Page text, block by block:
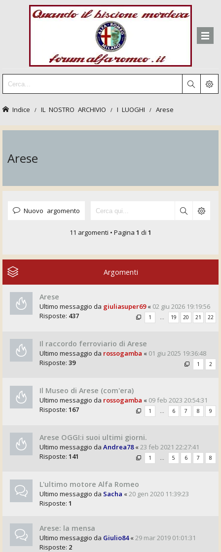
Indice IL NOSTRO ARCHIVIO I LUOGHI Arese
Arese
Nuovo argomento
11 argomenti • Pagina 1 di 1
Argomenti
Arese
Ultimo messaggio da giuliasuper69« 02 giu 2026 19:19:56
Risposte: 437 1 … 19 20 21 22
Il raccordo ferroviario di Arese
Ultimo messaggio da rossogamba « 01 giu 2025 19:36:48
Risposte: 39 1 2
Il Museo di Arese (com'era)
Ultimo messaggio da rossogamba « 09 feb 2023 20:54:31
Risposte: 167 1 … 6 7 8 9
Arese OGGI:i suoi ultimi giorni.
Ultimo messaggio da Andrea78«23 feb 2021 22:27:41
Risposte: 141 1 … 5 6 7 8
L'ultimo motore Alfa Romeo
Ultimo messaggio da Sacha «20 gen 2020 11:39:23
Risposte: 1
Arese: la mensa
Ultimo messaggio da Giulio84«29 mar 2019 01:01:31
Risposte: 2